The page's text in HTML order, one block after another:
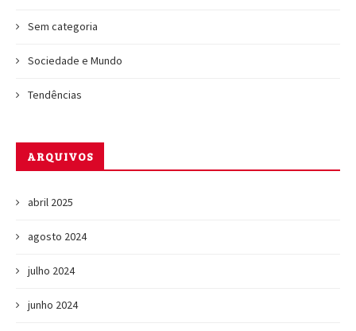
Sem categoria
Sociedade e Mundo
Tendências
ARQUIVOS
abril 2025
agosto 2024
julho 2024
junho 2024